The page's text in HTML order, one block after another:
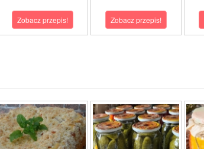
Zobacz przepis! Zobacz przepis!